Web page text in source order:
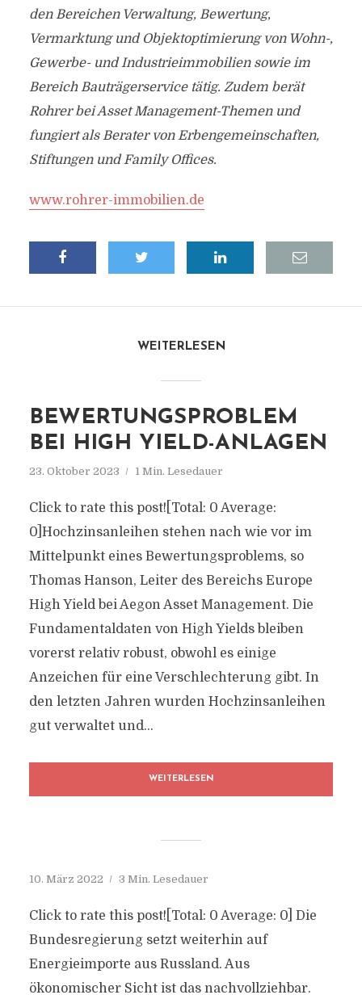
den Bereichen Verwaltung, Bewertung,
Vermarktung und Objektoptimierung von Wohn-,
Gewerbe- und Industrieimmobilien sowie im
Bereich Bauträgerservice tätig. Zudem berät
Rohrer bei Asset Management-Themen und
fungiert als Berater von Erbengemeinschaften,
Stiftungen und Family Offices.
www.rohrer-immobilien.de
WEITERLESEN
BEWERTUNGSPROBLEM
BEI HIGH YIELD-ANLAGEN
23. Oktober 2023 1 Min. Lesedauer
Click to rate this post![Total: 0 Average:
0]Hochzinsanleihen stehen nach wie vor im
Mittelpunkt eines Bewertungsproblems, so
Thomas Hanson, Leiter des Bereichs Europe
High Yield bei Aegon Asset Management. Die
Fundamentaldaten von High Yields bleiben
vorerst relativ robust, obwohl es einige
Anzeichen für eine Verschlechterung gibt. In
den letzten Jahren wurden Hochzinsanleihen
gut verwaltet und...
WEITERLESEN
10. März 2022 3 Min. Lesedauer
Click to rate this post![Total: 0 Average: 0] Die
Bundesregierung setzt weiterhin auf
Energieimporte aus Russland. Aus
ökonomischer Sicht ist das nachvollziehbar.